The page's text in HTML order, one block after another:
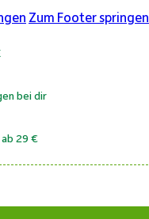
Zum Footer springen
bei dir
29 €